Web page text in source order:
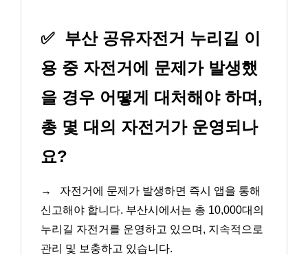
✅ 부산 공유자전거 누리길 이
용 중 자전거에 문제가 발생했
을 경우 어떻게 대처해야 하며,
총 몇 대의 자전거가 운영되나
요?
→
자전거에 문제가 발생하면 즉시 앱을 통해
신고해야 합니다. 부산시에서는 총 10,000대의
누리길 자전거를 운영하고 있으며, 지속적으로
관리 및 보충하고 있습니다.